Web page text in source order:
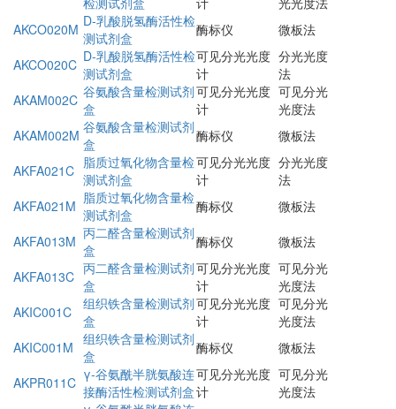
AKCO020M D-乳酸脱氢酶活性检
测试剂盒
酶标仪
微板法
AKCO020C D-乳酸脱氢酶活性检
测试剂盒
可见分光光度
计
分光光度
法
AKAM002C 谷氨酸含量检测试剂
盒
可见分光光度
计
可见分光
光度法
AKAM002M 谷氨酸含量检测试剂
盒
酶标仪
微板法
AKFA021C 脂质过氧化物含量检
测试剂盒
可见分光光度
计
分光光度
法
AKFA021M 脂质过氧化物含量检
测试剂盒
酶标仪
微板法
AKFA013M 丙二醛含量检测试剂
盒
酶标仪
微板法
AKFA013C 丙二醛含量检测试剂
盒
可见分光光度
计
可见分光
光度法
AKIC001C
组织铁含量检测试剂
盒
可见分光光度
计
可见分光
光度法
AKIC001M 组织铁含量检测试剂
盒
酶标仪
微板法
AKPR011C γ-谷氨酰半胱氨酸连
接酶活性检测试剂盒
可见分光光度
计
可见分光
光度法